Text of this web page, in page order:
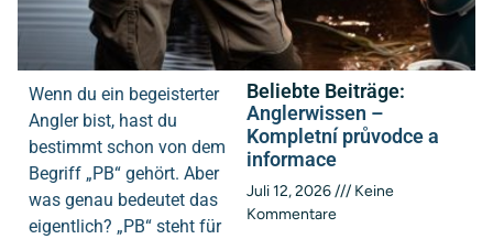
Wenn du ein begeisterter
Angler bist, hast du
bestimmt schon von dem
Begriff „PB“ gehört. Aber
was genau bedeutet das
eigentlich? „PB“ steht für
Beliebte Beiträge:
Anglerwissen –
Kompletní průvodce a
informace
Juli 12, 2026
Keine
Kommentare